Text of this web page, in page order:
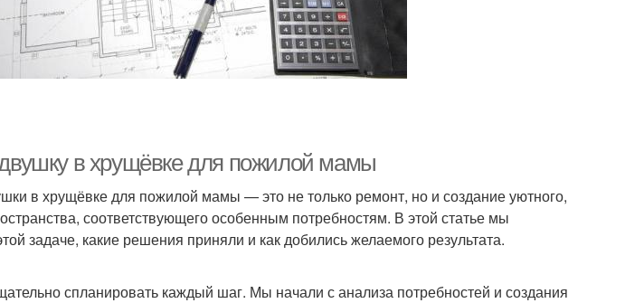
в хрущёвке для пожилой мамы
в хрущёвке для пожилой мамы — это не только ремонт, но и создание уютного,
соответствующего особенным потребностям. В этой статье мы
задаче, какие решения приняли и как добились желаемого результата.
спланировать каждый шаг. Мы начали с анализа потребностей и создания